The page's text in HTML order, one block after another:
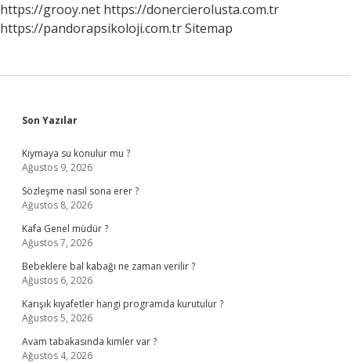
Fps
Veriyor
https://grooy.net https://donercierolusta.com.tr
https://pandorapsikoloji.com.trSitemap
Sidebar
Son Yazılar
Kıymaya su konulur mu ?
Ağustos 9, 2026
Sözleşme nasıl sona erer ?
Ağustos 8, 2026
Kafa Genel müdür ?
Ağustos 7, 2026
Bebeklere bal kabağı ne zaman verilir ?
Ağustos 6, 2026
Karışık kıyafetler hangi programda kurutulur ?
Ağustos 5, 2026
Avam tabakasında kimler var ?
Ağustos 4, 2026